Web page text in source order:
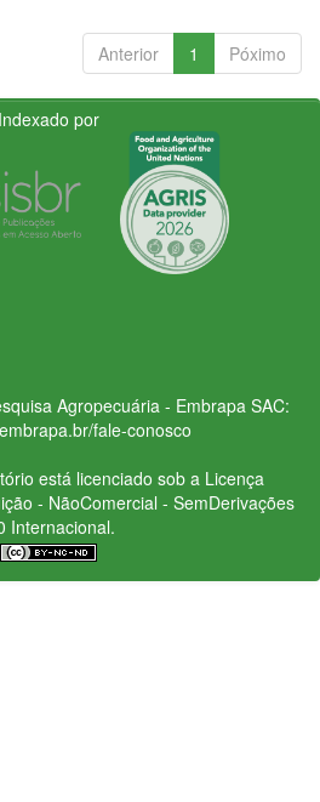
Anterior 1 Póximo
Indexado por
Agropecuária - Embrapa SAC:
fale-conosco
está licenciado sob a Licença
- NãoComercial - SemDerivações
Internacional.